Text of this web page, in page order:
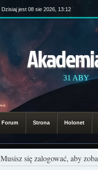
Dzisiaj jest 08 sie 2026, 13:12
31 ABY
Forum Strona Holonet
Musisz się zalogować, aby